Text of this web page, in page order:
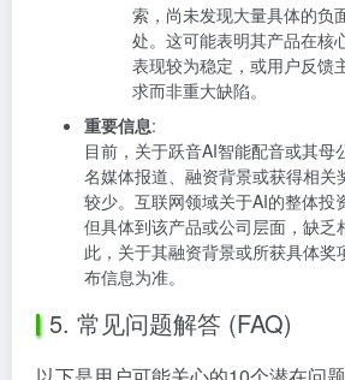
索，尚未发现大量具体的负
处。这可能表明其产品在核
表现较为稳定，或用户反馈
求而非重大缺陷。
重要信息:
目前，关于跃音AI智能配音或其母
名媒体报道、融资背景或获得相关
较少。互联网领域关于AI的整体投
但具体到该产品或公司层面，缺乏
此，关于其融资背景或所获具体奖
布信息为准。
5. 常见问题解答 (FAQ)